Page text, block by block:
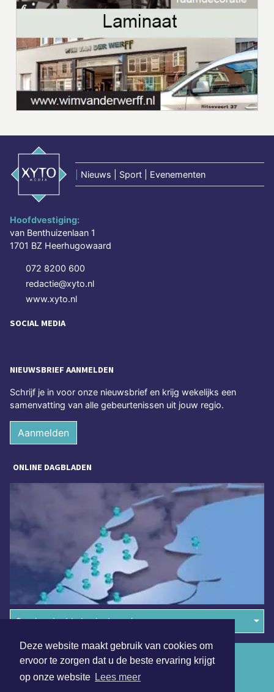
Deze website maakt gebruik van cookies om
ervoor te zorgen dat u de beste ervaring krijgt
op onze website Lees meer
Nieuws | Sport | Evenementen
Hoofdvestiging:
van Benthuizenlaan 1
1701 BZ Heerhugowaard
072 8200 600
redactie@xyto.nl
www.xyto.nl
SOCIAL MEDIA
NIEUWSBRIEF AANMELDEN
Schrijf je in voor onze nieuwsbrief en krijg wekelijks een
samenvatting van alle gebeurtenissen uit jouw regio.
Aanmelden
ONLINE DAGBLADEN
Overige dagbladen in de regio
Algemene voorwaarden
Disclaimer